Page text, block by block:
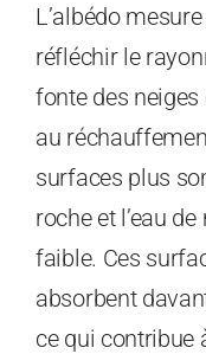
L’albédo
réfléchir le
fonte des
au
surfaces plus
roche et l’eau
faible. Ces
absorbent
ce qui contribue